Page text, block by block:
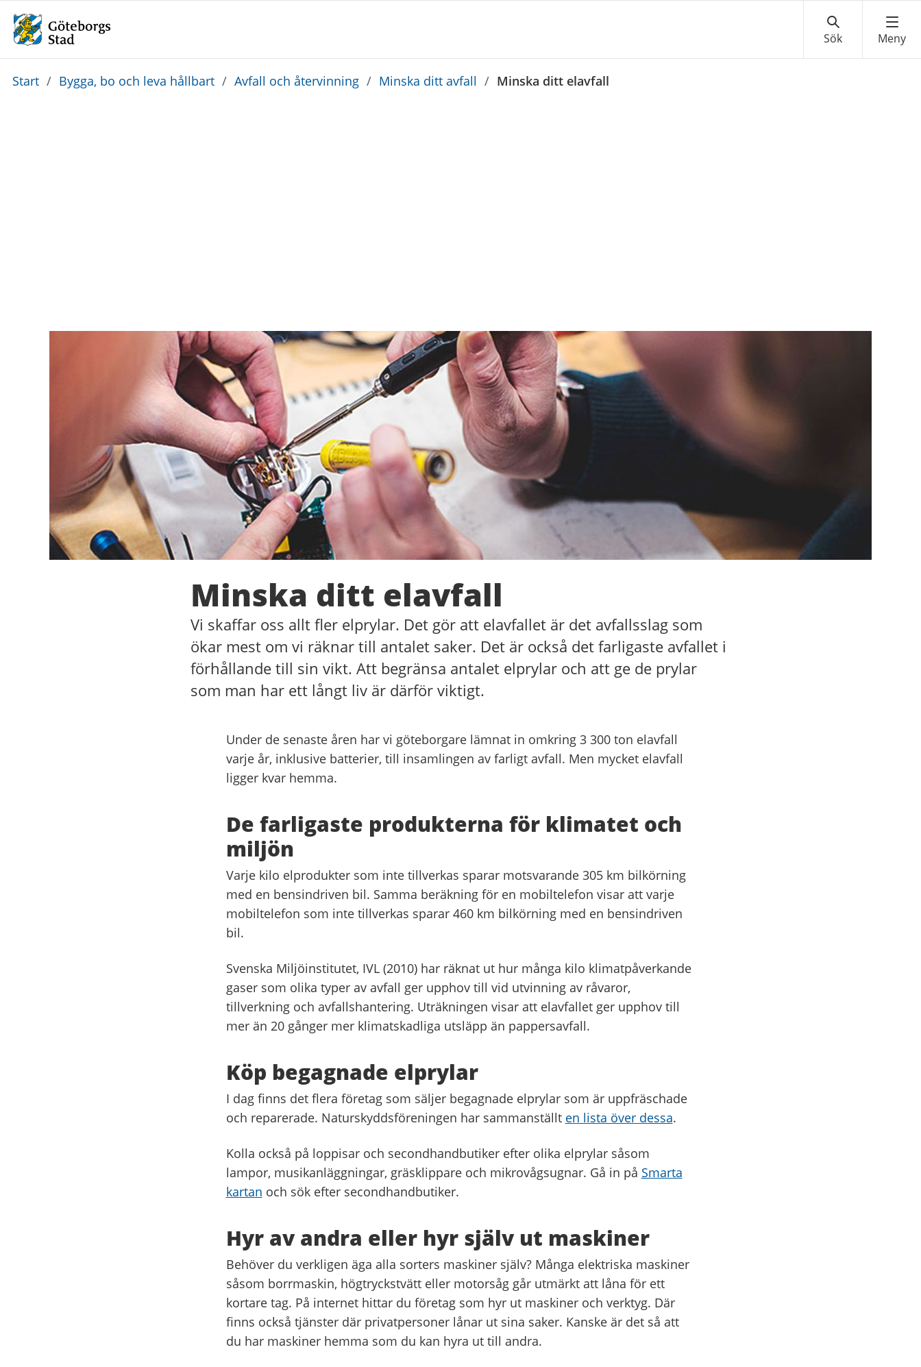
Du
Start / Bygga, bo och leva hållbart / Avfall och återvinning / Minska ditt avfall / Minska ditt elavfall
Minska ditt elavfall
Vi skaffar oss allt fler elprylar. Det gör att elavfallet är det avfallsslag som
ökar mest om vi räknar till antalet saker. Det är också det farligaste avfallet i
förhållande till sin vikt. Att begränsa antalet elprylar och att ge de prylar
som man har ett långt liv är därför viktigt.
Under de senaste åren har vi göteborgare lämnat in omkring 3 300 ton elavfall
varje år, inklusive batterier, till insamlingen av farligt avfall. Men mycket elavfall
ligger kvar hemma.
De farligaste produkterna för klimatet och
miljön
Varje kilo elprodukter som inte tillverkas sparar motsvarande 305 km bilkörning
med en bensindriven bil. Samma beräkning för en mobiltelefon visar att varje
mobiltelefon som inte tillverkas sparar 460 km bilkörning med en bensindriven
bil.
Svenska Miljöinstitutet, IVL (2010) har räknat ut hur många kilo klimatpåverkande
gaser som olika typer av avfall ger upphov till vid utvinning av råvaror,
tillverkning och avfallshantering. Uträkningen visar att elavfallet ger upphov till
mer än 20 gånger mer klimatskadliga utsläpp än pappersavfall.
Köp begagnade elprylar
I dag finns det flera företag som säljer begagnade elprylar som är uppfräschade
och reparerade. Naturskyddsföreningen har sammanställt en lista över dessa.
Kolla också på loppisar och secondhandbutiker efter olika elprylar såsom
lampor, musikanläggningar, gräsklippare och mikrovågsugnar. Gå in på Smarta
kartan och sök efter secondhandbutiker.
Hyr av andra eller hyr själv ut maskiner
Behöver du verkligen äga alla sorters maskiner själv? Många elektriska maskiner
såsom borrmaskin, högtryckstvätt eller motorsåg går utmärkt att låna för ett
kortare tag. På internet hittar du företag som hyr ut maskiner och verktyg. Där
finns också tjänster där privatpersoner lånar ut sina saker. Kanske är det så att
du har maskiner hemma som du kan hyra ut till andra.